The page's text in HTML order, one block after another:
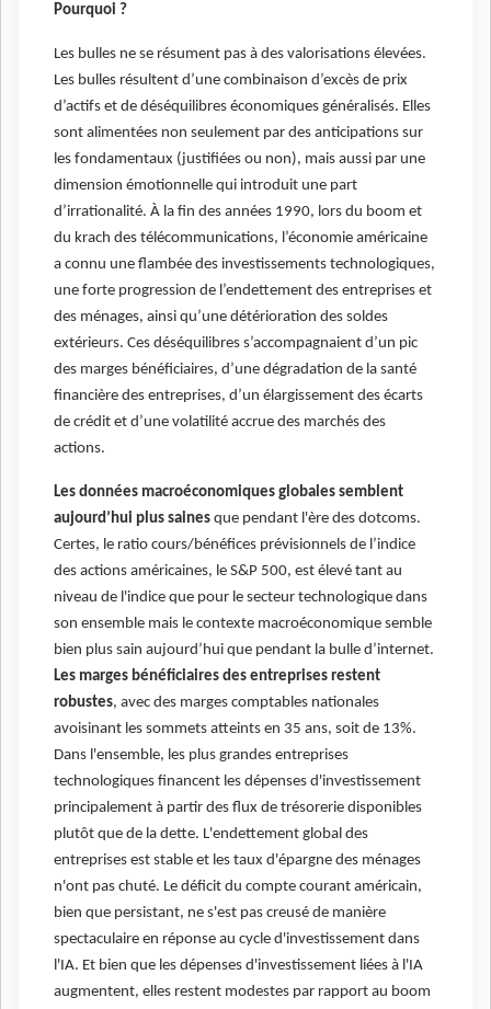
Pourquoi ?
Les bulles ne se résument pas à des valorisations élevées.
Les bulles résultent d’une combinaison d’excès de prix
d’actifs et de déséquilibres économiques généralisés. Elles
sont alimentées non seulement par des anticipations sur
les fondamentaux (justifiées ou non), mais aussi par une
dimension émotionnelle qui introduit une part
d’irrationalité. À la fin des années 1990, lors du boom et
du krach des télécommunications, l’économie américaine
a connu une flambée des investissements technologiques,
une forte progression de l’endettement des entreprises et
des ménages, ainsi qu’une détérioration des soldes
extérieurs. Ces déséquilibres s’accompagnaient d’un pic
des marges bénéficiaires, d’une dégradation de la santé
financière des entreprises, d’un élargissement des écarts
de crédit et d’une volatilité accrue des marchés des
actions.
Les données macroéconomiques globales semblent
aujourd’hui plus saines que pendant l'ère des dotcoms.
Certes, le ratio cours/bénéfices prévisionnels de l’indice
des actions américaines, le S&P 500, est élevé tant au
niveau de l'indice que pour le secteur technologique dans
son ensemble mais le contexte macroéconomique semble
bien plus sain aujourd’hui que pendant la bulle d’internet.
Les marges bénéficiaires des entreprises restent
robustes, avec des marges comptables nationales
avoisinant les sommets atteints en 35 ans, soit de 13%.
Dans l'ensemble, les plus grandes entreprises
technologiques financent les dépenses d'investissement
principalement à partir des flux de trésorerie disponibles
plutôt que de la dette. L'endettement global des
entreprises est stable et les taux d'épargne des ménages
n'ont pas chuté. Le déficit du compte courant américain,
bien que persistant, ne s'est pas creusé de manière
spectaculaire en réponse au cycle d'investissement dans
l'IA. Et bien que les dépenses d'investissement liées à l'IA
augmentent, elles restent modestes par rapport au boom